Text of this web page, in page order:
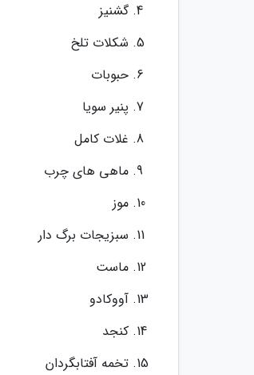
گشنیز
شکلات تلخ
حبوبات
پنیر سویا
غلات کامل
ماهی های چرب
موز
سبزیجات برگ دار
ماست
آووکادو
کنجد
تخمه آفتابگردان